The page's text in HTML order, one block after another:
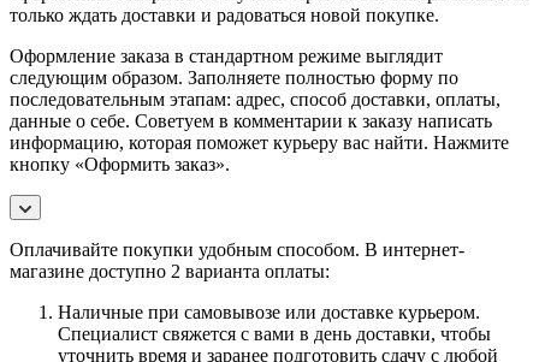
только ждать доставки и радоваться новой покупке.
Оформление заказа в стандартном режиме выглядит
следующим образом. Заполняете полностью форму по
последовательным этапам: адрес, способ доставки, оплаты,
данные о себе. Советуем в комментарии к заказу написать
информацию, которая поможет курьеру вас найти. Нажмите
кнопку «Оформить заказ».
Оплачивайте покупки удобным способом. В интернет-
магазине доступно 2 варианта оплаты:
Наличные при самовывозе или доставке курьером.
Специалист свяжется с вами в день доставки, чтобы
уточнить время и заранее подготовить сдачу с любой